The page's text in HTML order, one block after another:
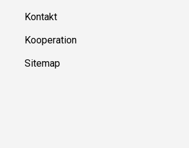
Kontakt
Kooperation
Sitemap